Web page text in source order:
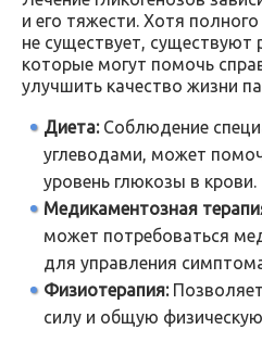
и его тяжести. Хотя
не существует,
которые могут помочь
улучшить качество жизни
Диета:Соблюдение
углеводами, может
уровень глюкозы в крови.
Медикаментозная
может потребоваться
для управления
Физиотерапия:
силу и общую